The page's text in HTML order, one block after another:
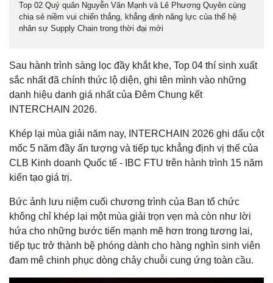
Top 02 Quý quân Nguyễn Văn Mạnh và Lê Phương Quyên cùng
chia sẻ niềm vui chiến thắng, khẳng định năng lực của thế hệ
nhân sự Supply Chain trong thời đại mới
Sau hành trình sàng lọc đầy khắt khe, Top 04 thí sinh xuất
sắc nhất đã chính thức lộ diện, ghi tên mình vào những
danh hiệu danh giá nhất của Đêm Chung kết
INTERCHAIN 2026.
Khép lại mùa giải năm nay, INTERCHAIN 2026 ghi dấu cột
mốc 5 năm đầy ấn tượng và tiếp tục khẳng định vị thế của
CLB Kinh doanh Quốc tế - IBC FTU trên hành trình 15 năm
kiến tạo giá trị.
Bức ảnh lưu niệm cuối chương trình của Ban tổ chức
không chỉ khép lại một mùa giải trọn vẹn mà còn như lời
hứa cho những bước tiến mạnh mẽ hơn trong tương lai,
tiếp tục trở thành bệ phóng dành cho hàng nghìn sinh viên
đam mê chinh phục dòng chảy chuỗi cung ứng toàn cầu.